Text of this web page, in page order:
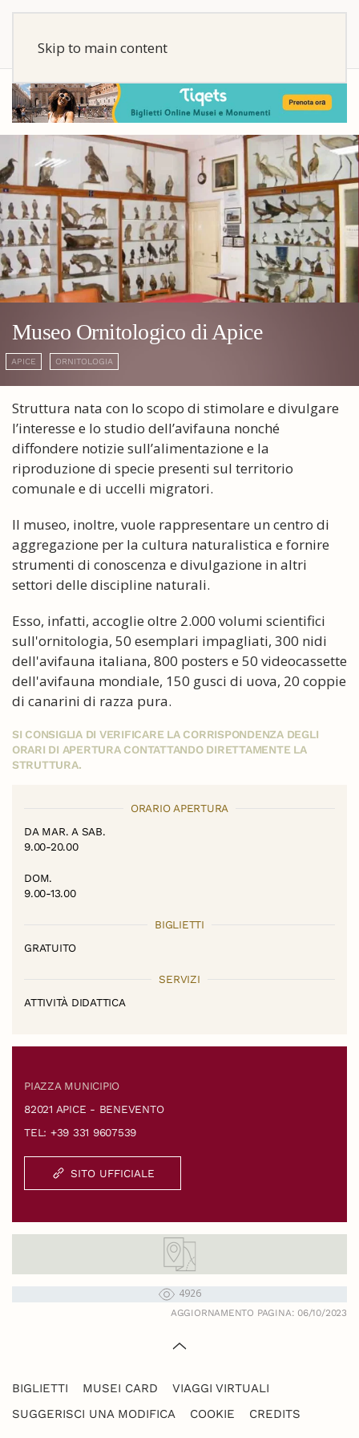
Skip to main content
Museo Ornitologico di Apice
APICE ORNITOLOGIA
Struttura nata con lo scopo di stimolare e divulgare
l’interesse e lo studio dell’avifauna nonché
diffondere notizie sull’alimentazione e la
riproduzione di specie presenti sul territorio
comunale e di uccelli migratori.
Il museo, inoltre, vuole rappresentare un centro di
aggregazione per la cultura naturalistica e fornire
strumenti di conoscenza e divulgazione in altri
settori delle discipline naturali.
Esso, infatti, accoglie oltre 2.000 volumi scientifici
sull'ornitologia, 50 esemplari impagliati, 300 nidi
dell'avifauna italiana, 800 posters e 50 videocassette
dell'avifauna mondiale, 150 gusci di uova, 20 coppie
di canarini di razza pura.
SI CONSIGLIA DI VERIFICARE LA CORRISPONDENZA DEGLI
ORARI DI APERTURA CONTATTANDO DIRETTAMENTE LA
STRUTTURA.
ORARIO APERTURA
DA MAR. A SAB.
9.00-20.00
DOM.
9.00-13.00
BIGLIETTI
GRATUITO
SERVIZI
ATTIVITÀ DIDATTICA
PIAZZA MUNICIPIO
82021 APICE - BENEVENTO
TEL: +39 331 9607539
SITO UFFICIALE
4926
AGGIORNAMENTO PAGINA: 06/10/2023
BIGLIETTI MUSEI CARD
VIAGGI VIRTUALI
SUGGERISCI UNA MODIFICA
COOKIE CREDITS